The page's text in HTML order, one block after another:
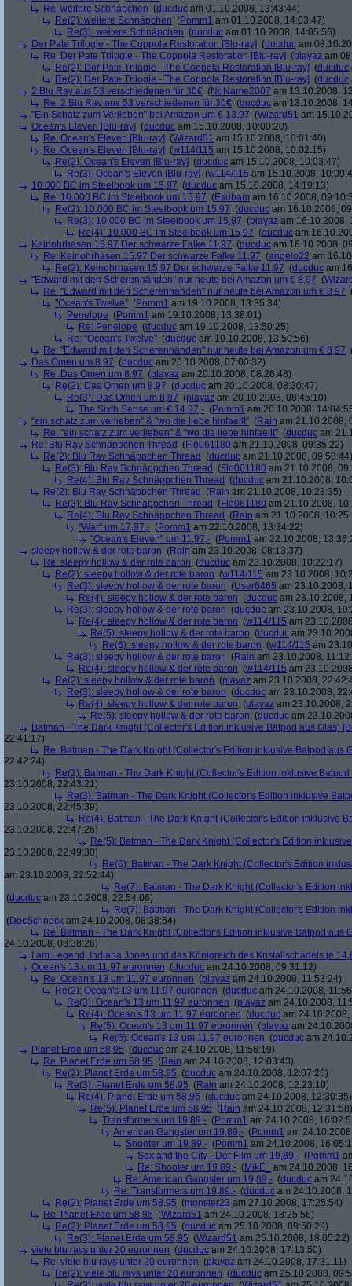
Re: weitere Schnäpchen (ducduc am 01.10.2008, 13:43:44)
Re(2): weitere Schnäpchen (Pomm1 am 01.10.2008, 14:03:47)
Re(3): weitere Schnäpchen (ducduc am 01.10.2008, 14:05:56)
Der Pate Trilogie - The Coppola Restoration [Blu-ray] (ducduc am
Re: Der Pate Trilogie - The Coppola Restoration [Blu-ray] (playaz am
Re(2): Der Pate Trilogie - The Coppola Restoration [Blu-ray] (ducduc
Re(2): Der Pate Trilogie - The Coppola Restoration [Blu-ray] (ducduc
2 Blu Ray aus 53 verschiedenen für 30€ (NoName2007 am 13.10.2008,
Re: 2 Blu Ray aus 53 verschiedenen für 30€ (ducduc am 13.10.2008,
"Ein Schatz zum Verlieben" bei Amazon um € 13,97 (Wizard51 am
Ocean's Eleven [Blu-ray] (ducduc am 15.10.2008, 10:00:20)
Re: Ocean's Eleven [Blu-ray] (Wizard51 am 15.10.2008, 10:01:40)
Re: Ocean's Eleven [Blu-ray] (w114/115 am 15.10.2008, 10:02:15)
Re(2): Ocean's Eleven [Blu-ray] (ducduc am 15.10.2008, 10:03:47)
Re(3): Ocean's Eleven [Blu-ray] (w114/115 am 15.10.2008,
10.000 BC im Steelbook um 15,97 (ducduc am 15.10.2008, 14:19:13)
Re: 10.000 BC im Steelbook um 15,97 (Esubam am 16.10.2008,
Re(2): 10.000 BC im Steelbook um 15,97 (ducduc am 16.10.2008,
Re(3): 10.000 BC im Steelbook um 15,97 (playaz am 16.10.2008,
Re(4): 10.000 BC im Steelbook um 15,97 (ducduc am
Keinohrhasen 15,97 Der schwarze Falke 11,97 (ducduc am 16.10.2008,
Re: Keinohrhasen 15,97 Der schwarze Falke 11,97 (angelo22 am
Re(2): Keinohrhasen 15,97 Der schwarze Falke 11,97 (ducduc am
"Edward mit den Scherenhänden" nur heute bei Amazon um € 8,97 (
Re: "Edward mit den Scherenhänden" nur heute bei Amazon um € 8,97
"Ocean's Twelve" (Pomm1 am 19.10.2008, 13:35:34)
Penelope (Pomm1 am 19.10.2008, 13:38:01)
Re: Penelope (ducduc am 19.10.2008, 13:50:25)
Re: "Ocean's Twelve" (ducduc am 19.10.2008, 13:50:56)
Re: "Edward mit den Scherenhänden" nur heute bei Amazon um € 8,97
Das Omen um 8,97 (ducduc am 20.10.2008, 07:00:32)
Re: Das Omen um 8,97 (playaz am 20.10.2008, 08:26:48)
Re(2): Das Omen um 8,97 (ducduc am 20.10.2008, 08:30:47)
Re(3): Das Omen um 8,97 (playaz am 20.10.2008, 08:45:10)
The Sixth Sense um € 14,97,- (Pomm1 am 20.10.2008,
"ein schatz zum verlieben" & "wo die liebe hinfaellt" (Rain am 21.10.2008,
Re: "ein schatz zum verlieben" & "wo die liebe hinfaellt" (ducduc am
Re: Blu Ray Schnäppchen Thread (Flo061180 am 21.10.2008, 09:35:22)
Re(2): Blu Ray Schnäppchen Thread (ducduc am 21.10.2008, 09:58:44)
Re(3): Blu Ray Schnäppchen Thread (Flo061180 am 21.10.2008,
Re(4): Blu Ray Schnäppchen Thread (ducduc am 21.10.2008,
Re(2): Blu Ray Schnäppchen Thread (Rain am 21.10.2008, 10:23:35)
Re(3): Blu Ray Schnäppchen Thread (Flo061180 am 21.10.2008,
Re(4): Blu Ray Schnäppchen Thread (Rain am 21.10.2008,
"War" um 17,97,- (Pomm1 am 22.10.2008, 13:34:22)
"Ocean's Eleven" um 11,97,- (Pomm1 am 22.10.2008,
sleepy hollow & der rote baron (Rain am 23.10.2008, 08:13:37)
Re: sleepy hollow & der rote baron (ducduc am 23.10.2008, 10:22:17)
Re(2): sleepy hollow & der rote baron (w114/115 am 23.10.2008,
Re(3): sleepy hollow & der rote baron (User6465 am 23.10.2008,
Re(4): sleepy hollow & der rote baron (ducduc am 23.10.2008,
Re(3): sleepy hollow & der rote baron (ducduc am 23.10.2008,
Re(4): sleepy hollow & der rote baron (w114/115 am
Re(5): sleepy hollow & der rote baron (ducduc am
Re(6): sleepy hollow & der rote baron (w114/115 am
Re(3): sleepy hollow & der rote baron (Rain am 23.10.2008,
Re(4): sleepy hollow & der rote baron (w114/115 am
Re(2): sleepy hollow & der rote baron (playaz am 23.10.2008,
Re(3): sleepy hollow & der rote baron (ducduc am 23.10.2008,
Re(4): sleepy hollow & der rote baron (playaz am 23.10.2008,
Re(5): sleepy hollow & der rote baron (ducduc am
Batman - The Dark Knight (Collector's Edition inklusive Batpod aus Glas)
22:41:17)
Re: Batman - The Dark Knight (Collector's Edition inklusive Batpod aus
22:42:24)
Re(2): Batman - The Dark Knight (Collector's Edition inklusive
23.10.2008, 22:43:21)
Re(3): Batman - The Dark Knight (Collector's Edition inklusive
23.10.2008, 22:45:39)
Re(4): Batman - The Dark Knight (Collector's Edition inklusive
23.10.2008, 22:47:26)
Re(5): Batman - The Dark Knight (Collector's Edition
23.10.2008, 22:49:30)
Re(6): Batman - The Dark Knight (Collector's Edition
am 23.10.2008, 22:52:44)
Re(7): Batman - The Dark Knight (Collector's Edition
(ducduc am 23.10.2008, 22:54:06)
Re(7): Batman - The Dark Knight (Collector's Edition
(DocSchneck am 24.10.2008, 08:38:54)
Re: Batman - The Dark Knight (Collector's Edition inklusive Batpod aus
24.10.2008, 08:38:26)
I am Legend, Indiana Jones und das Königreich des Kristallschädels je
Ocean's 13 um 11,97 euronnen (ducduc am 24.10.2008, 09:31:12)
Re: Ocean's 13 um 11,97 euronnen (playaz am 24.10.2008, 11:53:24)
Re(2): Ocean's 13 um 11,97 euronnen (ducduc am 24.10.2008,
Re(3): Ocean's 13 um 11,97 euronnen (playaz am 24.10.2008,
Re(4): Ocean's 13 um 11,97 euronnen (ducduc am
Re(5): Ocean's 13 um 11,97 euronnen (playaz am
Re(6): Ocean's 13 um 11,97 euronnen (ducduc am
Planet Erde um 58,95 (ducduc am 24.10.2008, 11:56:19)
Re: Planet Erde um 58,95 (Rain am 24.10.2008, 12:03:43)
Re(2): Planet Erde um 58,95 (ducduc am 24.10.2008, 12:07:26)
Re(3): Planet Erde um 58,95 (Rain am 24.10.2008, 12:23:10)
Re(4): Planet Erde um 58,95 (ducduc am 24.10.2008, 12:30:35)
Re(5): Planet Erde um 58,95 (Rain am 24.10.2008, 12:31:58)
Transformers um 19,89,- (Pomm1 am 24.10.2008,
American Gangster um 19,89,- (Pomm1 am
Shooter um 19,89,- (Pomm1 am 24.10.2008,
Sex and the City - Der Film um 19,89,- (Pomm1
Re: Shooter um 19,89,- (MikE_
am 24.10.2008,
Re: American Gangster um 19,89,- (ducduc am
Re: Transformers um 19,89,- (ducduc am 24.10.2008,
Re(2): Planet Erde um 58,95 (monster23 am 27.10.2008, 17:25:54)
Re: Planet Erde um 58,95 (Wizard51 am 24.10.2008, 18:25:56)
Re(2): Planet Erde um 58,95 (ducduc am 25.10.2008, 09:50:29)
Re(3): Planet Erde um 58,95 (Wizard51 am 25.10.2008, 18:05:22)
viele blu rays unter 20 euronnen (ducduc am 24.10.2008, 17:13:50)
Re: viele blu rays unter 20 euronnen (playaz am 24.10.2008, 17:31:11)
Re(2): viele blu rays unter 20 euronnen (ducduc am 25.10.2008,